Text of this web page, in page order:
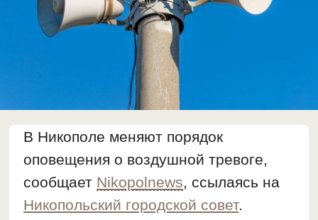
В Никополе меняют порядок
оповещения о воздушной тревоге,
сообщает Nikopolnews, ссылаясь на
Никопольский городской совет.